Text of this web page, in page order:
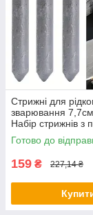
Стрижні для
зварювання
Набір стрижнів з
серцевиною /
стрижні
Готово до
159 ₴ 227,14 ₴